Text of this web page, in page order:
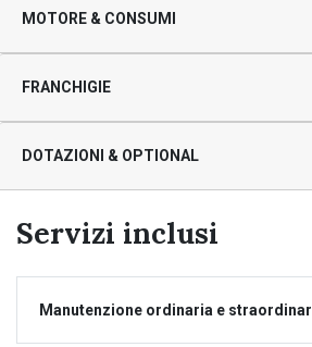
MOTORE & CONSUMI
FRANCHIGIE
DOTAZIONI & OPTIONAL
Servizi inclusi
Manutenzione ordinaria e